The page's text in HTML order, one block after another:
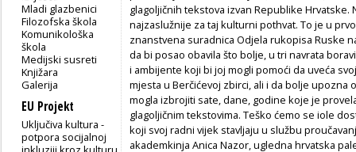
Mladi glazbenici
Filozofska škola
Komunikološka
škola
Medijski susreti
Knjižara
Galerija
EU Projekt
Uključiva kultura -
potpora socijalnoj
glagoljičnih tekstova izvan Republike
najzaslužnije za taj kulturni pothvat. To je u
znanstvena suradnica Odjela rukopisa Ruske
da bi posao obavila što bolje, u tri navrata
i ambijente koji bi joj mogli pomoći da uveća
mjesta u Berčićevoj zbirci, ali i da bolje upozna
mogla izbrojiti sate, dane, godine koje je
glagoljičnim tekstovima. Teško ćemo se iole
koji svoj radni vijek stavljaju u službu
akademkinja Anica Nazor, ugledna hrvatska